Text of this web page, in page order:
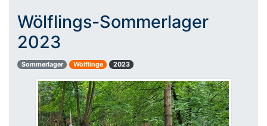
Wölflings-Sommerlager
2023
Sommerlager Wölflinge 2023